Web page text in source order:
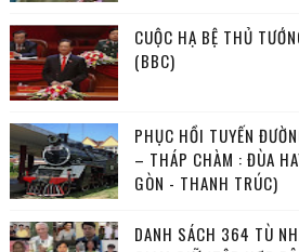
CUỘC HẠ BỆ THỦ
(BBC)
PHỤC HỒI TUYẾN
– THÁP CHÀM : ĐÙA
GÒN - THANH TRÚC)
DANH SÁCH 364 TÙ